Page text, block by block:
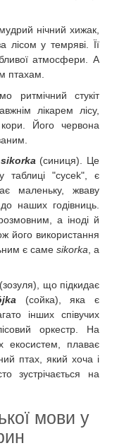
нічний хижак,
лісом у темряві. Її
атмосфери. А
птахам.
ритмічний стукіт
лікарем лісу,
кори. Його червона
sikorka (синиця). Це
таблиці "cycek", є
маленьку, жваву
наших годівниць.
а іноді й
його використання
є саме sikorka , а
що підкидає
(сойка), яка є
інших співучих
оркестр. На
екосистем, плаває
птах, який хоча і
зустрічається на
мови у